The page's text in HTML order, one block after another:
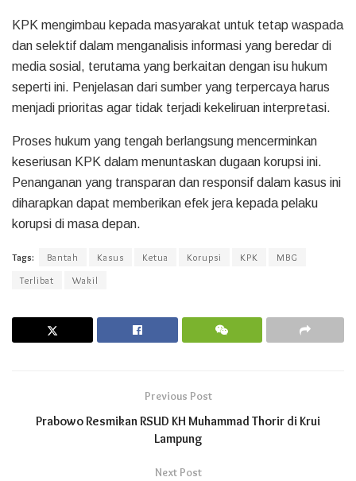
KPK mengimbau kepada masyarakat untuk tetap waspada
dan selektif dalam menganalisis informasi yang beredar di
media sosial, terutama yang berkaitan dengan isu hukum
seperti ini. Penjelasan dari sumber yang terpercaya harus
menjadi prioritas agar tidak terjadi kekeliruan interpretasi.
Proses hukum yang tengah berlangsung mencerminkan
keseriusan KPK dalam menuntaskan dugaan korupsi ini.
Penanganan yang transparan dan responsif dalam kasus ini
diharapkan dapat memberikan efek jera kepada pelaku
korupsi di masa depan.
Tags: Bantah Kasus Ketua Korupsi KPK
MBG
Terlibat
Wakil
Previous Post
Prabowo Resmikan RSUD KH Muhammad Thorir di Krui
Lampung
Next Post